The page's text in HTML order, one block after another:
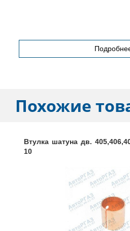
Похожие
Втулка шатуна дв.
10